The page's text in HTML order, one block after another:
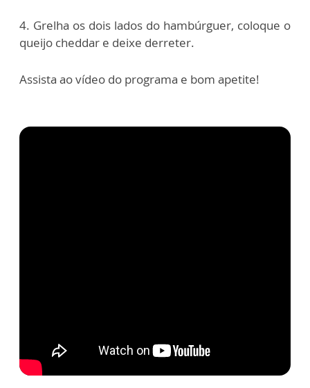
4. Grelha os dois lados do hambúrguer, coloque o
queijo cheddar e deixe derreter.
Assista ao vídeo do programa e bom apetite!